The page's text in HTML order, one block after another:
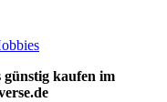
günstig kaufen im